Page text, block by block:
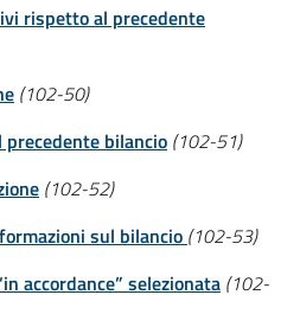
rispetto al precedente
(102-50)
bilancio (102-51)
(102-52)
sul bilancio (102-53)
accordance” selezionata (102-